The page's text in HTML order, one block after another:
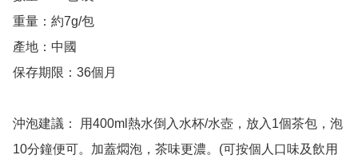
重量：約7g/包
產地：中國
保存期限：36個月
沖泡建議： 用400ml熱水倒入水杯/水壺，放入1個茶包，泡
10分鐘便可。加蓋燜泡，茶味更濃。(可按個人口味及飲用